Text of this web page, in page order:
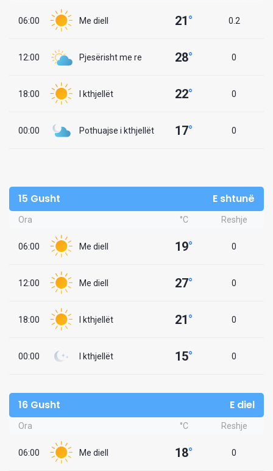
06:00 Me diell 21° 0.2
12:00 Pjesërisht me re 28° 0
18:00 I kthjellët 22° 0
00:00 Pothuajse i kthjellët 17° 0
15 Gusht E shtunë
Ora °C Reshje
06:00 Me diell 19° 0
12:00 Me diell 27° 0
18:00 I kthjellët 21° 0
00:00 I kthjellët 15° 0
16 Gusht E diel
Ora °C Reshje
06:00 Me diell 18° 0